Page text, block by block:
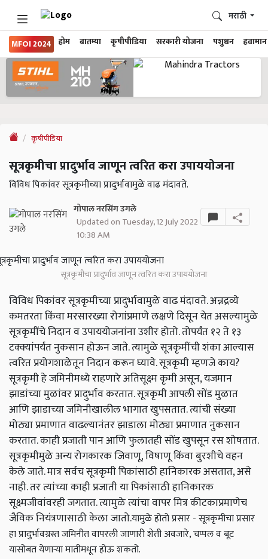
MFOI 2024 होम बातम्या कृषीपीडिया सरकारी योजना पशुधन हवामान
मराठी
कृषीपीडिया
सूत्रकृमीचा प्रादुर्भाव जाणून त्वरित करा उपाययोजना
विविध पिकांवर सूत्रकृमीच्या प्रादुर्भावामुळे वाढ मंदावते.
गोपाल नरसिंग उगले
Updated on Tuesday, 12 July 2022
10:38 AM
सूत्रकृमीचा प्रादुर्भाव जाणून त्वरित करा उपाययोजना
विविध पिकांवर सूत्रकृमीच्या प्रादुर्भावामुळे वाढ मंदावते. अन्नद्रव्ये
कमतरता किंवा मरसारख्या रोगांप्रमाणे लक्षणे दिसून येत असल्यामुळे
सूत्रकृमींचे निदान व उपाययोजनांना उशीर होतो. तोपर्यंत १२ ते १३
टक्क्यांपर्यंत नुकसान होऊन जाते. त्यामुळे सूत्रकृमींची शंका आल्यास
त्वरित प्रयोगशाळेतून निदान करून घ्यावे. सूत्रकृमी म्हणजे काय?
सूत्रकृमी हे जमिनीमध्ये राहणारे अतिसूक्ष्म कृमी असून, यजमान
झाडांच्या मुळांवर प्रादुर्भाव करतात. सूत्रकृमी आपली सोंड मुळात
आणि झाडाच्या जमिनीखालील भागात खुपसतात. त्यांची संख्या
मोठ्या प्रमाणात वाढल्यानंतर झाडाला मोठ्या प्रमाणात नुकसान
करतात. काही प्रजाती पान आणि फुलातही सोंड खुपसून रस शोषतात.
सूत्रकृमीमुळे अन्य रोगकारक जिवाणू, विषाणू किंवा बुरशीचे वहन
केले जाते. मात्र सर्वच सूत्रकृमी पिकांसाठी हानिकारक असतात, असे
नाही. तर त्यांच्या काही प्रजाती या पिकांसाठी हानिकारक
सूक्ष्मजीवांवरही जगतात. त्यामुळे त्यांचा वापर मित्र कीटकाप्रमाणेच
जैविक नियंत्रणासाठी केला जातो.यामुळे होतो प्रसार - सूत्रकृमीचा प्रसार
हा प्रादुर्भावग्रस्त जमिनीत वापरली जाणारी शेती अवजारे, चप्पल व बूट
यासोबत येणाऱ्या मातीमधून होऊ शकतो.